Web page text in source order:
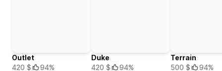
Outlet
420 $
94%
Duke
420 $
94%
Terrain
500 $
94%